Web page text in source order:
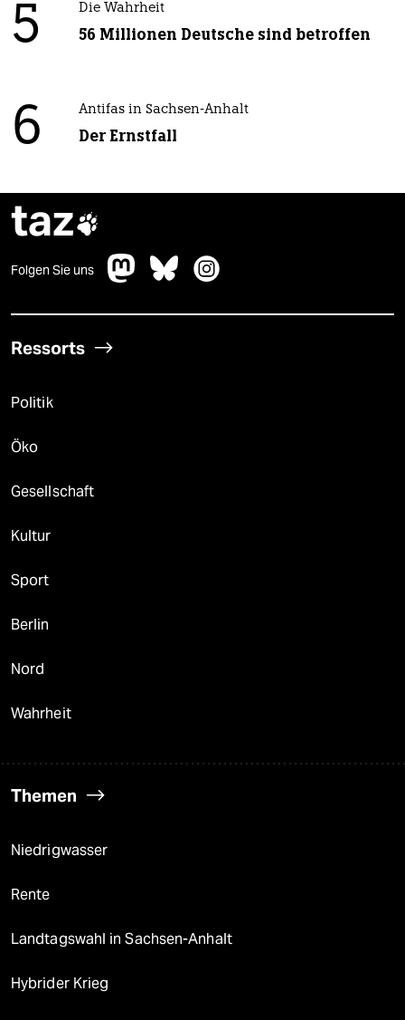
5 Die Wahrheit
56 Millionen Deutsche sind betroffen
6 Antifas in Sachsen-Anhalt
Der Ernstfall
taz
Folgen Sie uns
Ressorts
Politik
Öko
Gesellschaft
Kultur
Sport
Berlin
Nord
Wahrheit
Themen
Niedrigwasser
Rente
Landtagswahl in Sachsen-Anhalt
Hybrider Krieg